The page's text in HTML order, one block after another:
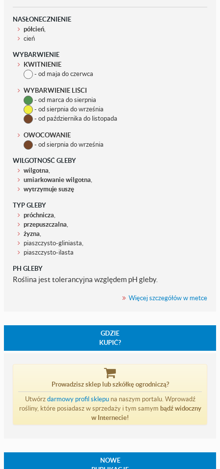
NASŁONECZNIENIE
półcień,
cień
WYBARWIENIE
KWITNIENIE
- od maja do czerwca
WYBARWIENIE LIŚCI
- od marca do sierpnia
- od sierpnia do września
- od października do listopada
OWOCOWANIE
- od sierpnia do września
WILGOTNOŚĆ GLEBY
wilgotna,
umiarkowanie wilgotna,
wytrzymuje suszę
TYP GLEBY
próchnicza,
przepuszczalna,
żyzna,
piaszczysto-gliniasta,
piaszczysto-ilasta
PH GLEBY
Roślina jest tolerancyjna względem pH gleby.
Więcej szczegółów w metce
GDZIE
KUPIĆ?
Prowadzisz sklep lub szkółkę ogrodniczą?
Utwórzdarmowy profil sklepuna naszym portalu. Wprowadź
rośliny, które posiadasz w sprzedaży i tym samym bądź widoczny
w Internecie!
NOWE